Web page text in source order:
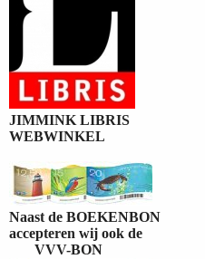
JIMMINK LIBRIS
WEBWINKEL
Naast de BOEKENBON
accepteren wij ook de
VVV-BON